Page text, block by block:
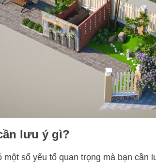
lưu ý gì?
một số yếu tố quan trọng mà bạn cần